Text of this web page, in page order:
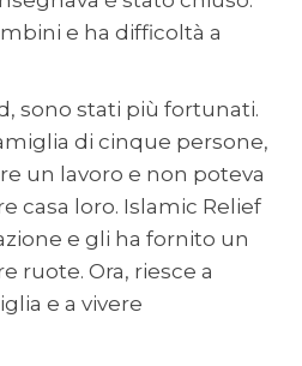
e ha difficoltà a
sono stati più fortunati.
di cinque persone,
un lavoro e non poteva
casa loro. Islamic Relief
e gli ha fornito un
ruote. Ora, riesce a
e a vivere